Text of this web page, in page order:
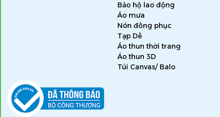
Bảo hộ lao động
Áo mưa
Nón đồng phục
Tạp Dề
Áo thun thời trang
Áo thun 3D
Túi Canvas/ Balo